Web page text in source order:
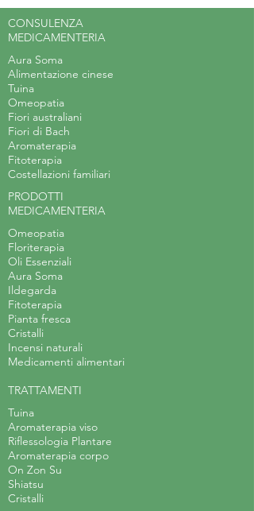
CONSULENZA
MEDICAMENTERIA
Aura Soma
Alimentazione cinese
Tuina
Omeopatia
Fiori australiani
Fiori di Bach
Aromaterapia
Fitoterapia
Costellazioni familiari
PRODOTTI
MEDICAMENTERIA
Omeopatia
Floriterapia
Oli Essenziali
Aura Soma
Ildegarda
Fitoterapia
Pianta fresca
Cristalli
Incensi naturali
Medicamenti alimentari
TRATTAMENTI
Tuina
Aromaterapia viso
Riflessologia Plantare
Aromaterapia corpo
On Zon Su
Shiatsu
Cristalli